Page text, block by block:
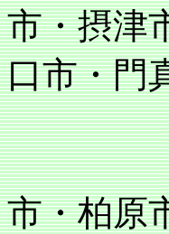
市・摂津
口市・門
四条畷
市・柏原